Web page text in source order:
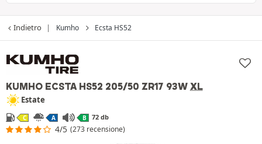
Indietro Kumho Ecsta HS52
KUMHO ECSTA HS52 205/50 ZR17 93W XL
Estate
C A B 72 db
4/5 (273 recensione)